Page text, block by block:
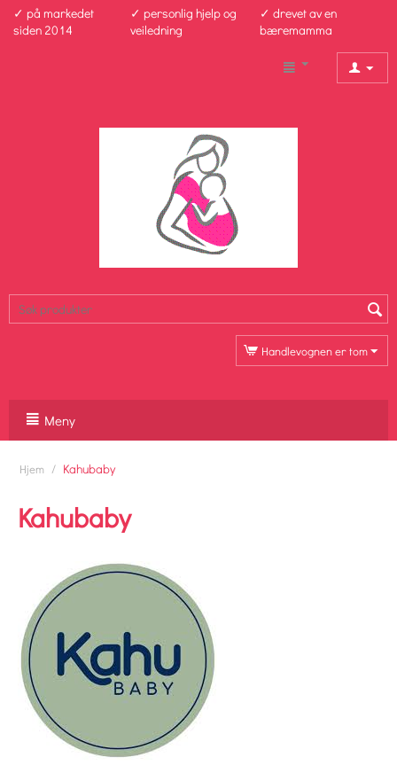
✓ på markedet
siden 2014
✓ personlig hjelp og
veiledning
✓ drevet av en
bæremamma
Handlevognen er tom
Meny
Hjem / Kahubaby
Kahubaby